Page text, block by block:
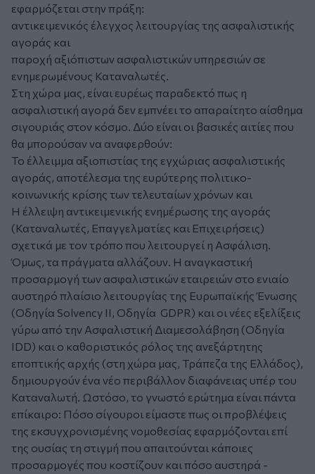
εφαρμόζεται στην πράξη:
αντικειμενικός έλεγχος λειτουργίας της ασφαλιστικής
αγοράς και
παροχή αξιόπιστων ασφαλιστικών υπηρεσιών σε
ενημερωμένους Καταναλωτές.
Στη χώρα μας, είναι ευρέως παραδεκτό πως η
ασφαλιστική αγορά δεν εμπνέει το απαραίτητο αίσθημα
σιγουριάς στον κόσμο. Δύο είναι οι βασικές αιτίες που
θα μπορούσαν να αναφερθούν:
Το έλλειμμα αξιοπιστίας της εγχώριας ασφαλιστικής
αγοράς, αποτέλεσμα της ευρύτερης πολιτικο-
κοινωνικής κρίσης των τελευταίων χρόνων και
Η έλλειψη αντικειμενικής ενημέρωσης της αγοράς
(Καταναλωτές, Επαγγελματίες και Επιχειρήσεις)
σχετικά με τον τρόπο που λειτουργεί η Ασφάλιση.
Όμως, τα πράγματα αλλάζουν. Η αναγκαστική
προσαρμογή των ασφαλιστικών εταιρειών στο ενιαίο
αυστηρό πλαίσιο λειτουργίας της Ευρωπαϊκής Ένωσης
(Οδηγία Solvency II, Οδηγία GDPR) και οι νέες εξελίξεις
γύρω από την Ασφαλιστική Διαμεσολάβηση (Οδηγία
IDD) και ο καθοριστικός ρόλος της ανεξάρτητης
εποπτικής αρχής (στη χώρα μας, Τράπεζα της Ελλάδος),
δημιουργούν ένα νέο περιβάλλον διαφάνειας υπέρ του
Καταναλωτή. Ωστόσο, το γνωστό ερώτημα είναι πάντα
επίκαιρο: Πόσο σίγουροι είμαστε πως οι προβλέψεις
της εκσυγχρονισμένης νομοθεσίας εφαρμόζονται επί
της ουσίας τη στιγμή που απαιτούνται κάποιες
προσαρμογές που κοστίζουν και πόσο αυστηρά -